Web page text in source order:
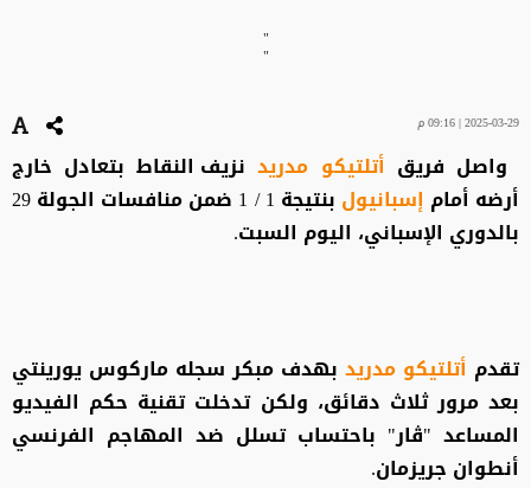
"
"
2025-03-29 | 09:16 م
واصل فريق أتلتيكو مدريد نزيف النقاط بتعادل خارج
أرضه أمام إسبانيول
بنتيجة 1 / 1 ضمن منافسات الجولة 29
بالدوري الإسباني، اليوم السبت.
تقدم أتلتيكو مدريد بهدف مبكر سجله ماركوس يورينتي
بعد مرور ثلاث دقائق، ولكن تدخلت تقنية حكم الفيديو
المساعد "ڤار" باحتساب تسلل ضد المهاجم الفرنسي
أنطوان جريزمان.